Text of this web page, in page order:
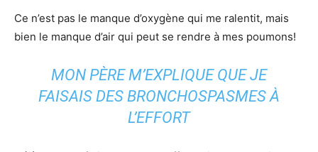
Ce n’est pas le manque d’oxygène qui me ralentit, mais
bien le manque d’air qui peut se rendre à mes poumons!
MON PÈRE M’EXPLIQUE QUE JE
FAISAIS DES BRONCHOSPASMES À
L’EFFORT